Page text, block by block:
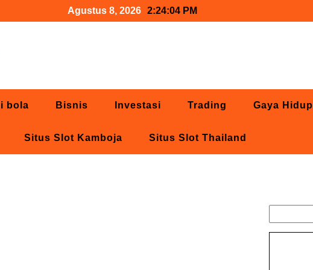
Agustus 8, 2026 2:24:05 PM
bola Bisnis Investasi Trading Gaya Hidup
Situs Slot Kamboja Situs Slot Thailand